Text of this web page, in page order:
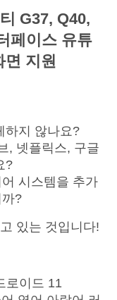
G37, Q40,
페이스 유튜
면 지원
하지 않나요?
, 넷플릭스, 구글
?
시스템을 추가
?
있는 것입니다!
로이드 11